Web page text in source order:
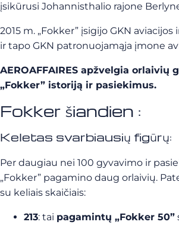
įsikūrusi Johannisthalio rajone
2015 m. „Fokker” įsigijo GKN
ir tapo GKN patronuojamąja įmone
AEROAFFAIRES apžvelgia orlaivių
„Fokker” istoriją ir pasiekimus.
Fokker šiandien :
Keletas svarbiausių figūrų:
Per daugiau nei 100 gyvavimo ir
„Fokker” pagamino daug orlaivių.
su keliais skaičiais:
213: tai pagamintų „Fokker 50”